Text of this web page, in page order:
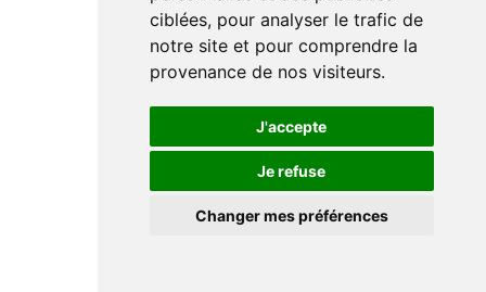
ciblées, pour analyser le trafic de
notre site et pour comprendre la
provenance de nos visiteurs.
J'accepte
Je refuse
Changer mes préférences